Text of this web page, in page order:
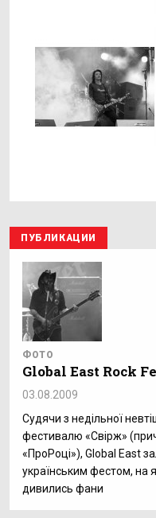
ПУБЛИКАЦИИ
ФОТО
Global East Rock
03.08.2009
Судячи з недільної
фестивалю «Свірж»
«ПроРоці»), Global East
українським фестом, на
дивились фани